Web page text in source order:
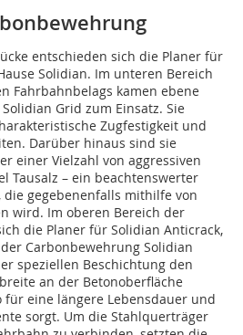
entschieden sich die Planer für
Solidian. Im unteren Bereich
Fahrbahnbelags kamen ebene
Grid zum Einsatz. Sie
Zugfestigkeit und
Darüber hinaus sind sie
einer Vielzahl von aggressiven
Tausalz – ein beachtenswerter
die gegebenenfalls mithilfe von
wird. Im oberen Bereich der
die Planer für Solidian Anticrack,
Carbonbewehrung Solidian
speziellen Beschichtung den
an der Betonoberfläche
eine längere Lebensdauer und
sorgt. Um die Stahlquerträger